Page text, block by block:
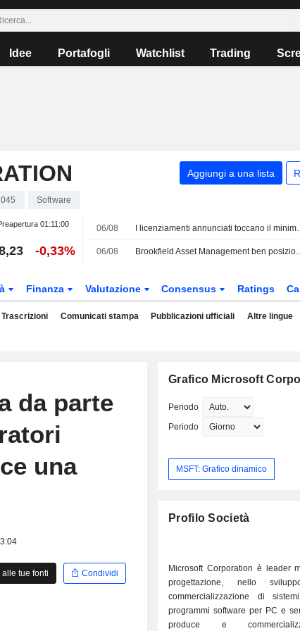
Idee Portafogli Watchlist Trading
Aggiungi a una lista
Software
01:11:00
-0,33%
06/08 I licenziamenti
06/08 Brookfield Asset
Finanza Valutazione Consensus Ratings
Trascrizioni Comunicati stampa Pubblicazioni ufficiali Altre lingue
da parte
una
tue fonti
Condividi
Grafico Microsoft
Periodo
Periodo
MSFT: Grafico dinamico
Profilo Società
Microsoft Corporation è leader
progettazione, nello
commercializzazione di
programmi software per PC e
produce e